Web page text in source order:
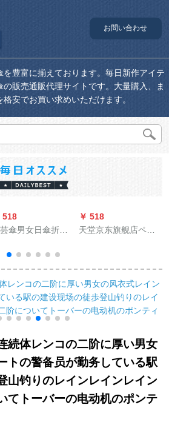
お問い合わせ
豊富に揃えております。毎日新作アイテ
の販売通販代理サイトです。大量購入、ま
安でお買い求めいただけます。
518
傘男女日傘折り
黒ゴムシンプでさ
かな日傘防風傘
ホワイトレ
です。
￥ 518
天堂京东旗舰店ペア
するラインコリオと
いうスポーツスポー
ツスポーツのレッド
カードです。XXXX
続体レンコの二阶に厚い男女
トの警备员が勤务している駅
山钓りのレインレインレイン
てトーバーの电动机のポンテ